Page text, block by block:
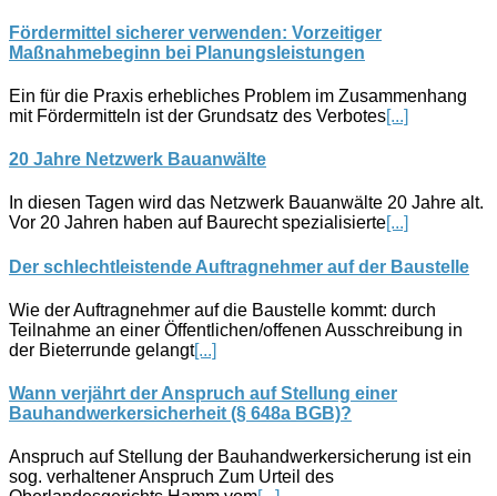
Fördermittel sicherer verwenden: Vorzeitiger
Maßnahmebeginn bei Planungsleistungen
Ein für die Praxis erhebliches Problem im Zusammenhang
mit Fördermitteln ist der Grundsatz des Verbotes[...]
20 Jahre Netzwerk Bauanwälte
In diesen Tagen wird das Netzwerk Bauanwälte 20 Jahre alt.
Vor 20 Jahren haben auf Baurecht spezialisierte[...]
Der schlechtleistende Auftragnehmer auf der Baustelle
Wie der Auftragnehmer auf die Baustelle kommt: durch
Teilnahme an einer Öffentlichen/offenen Ausschreibung in
der Bieterrunde gelangt[...]
Wann verjährt der Anspruch auf Stellung einer
Bauhandwerkersicherheit (§ 648a BGB)?
Anspruch auf Stellung der Bauhandwerkersicherung ist ein
sog. verhaltener Anspruch Zum Urteil des